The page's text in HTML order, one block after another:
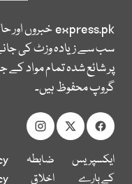
express.pkخبروں اور
سب سے زیادہ وزٹ کی
پر شائع شدہ تمام مواد
گروپ محفوظ ہیں۔
ایکسپریس
کے بارے
ضابطہ
اخلاق